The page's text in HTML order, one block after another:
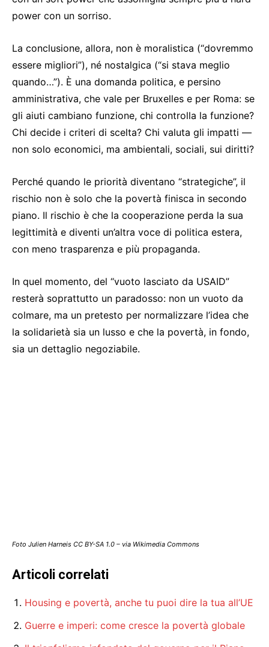
power con un sorriso.
La conclusione, allora, non è moralistica (“dovremmo
essere migliori”), né nostalgica (“si stava meglio
quando…”). È una domanda politica, e persino
amministrativa, che vale per Bruxelles e per Roma: se
gli aiuti cambiano funzione, chi controlla la funzione?
Chi decide i criteri di scelta? Chi valuta gli impatti —
non solo economici, ma ambientali, sociali, sui diritti?
Perché quando le priorità diventano “strategiche”, il
rischio non è solo che la povertà finisca in secondo
piano. Il rischio è che la cooperazione perda la sua
legittimità e diventi un’altra voce di politica estera,
con meno trasparenza e più propaganda.
In quel momento, del “vuoto lasciato da USAID”
resterà soprattutto un paradosso: non un vuoto da
colmare, ma un pretesto per normalizzare l’idea che
la solidarietà sia un lusso e che la povertà, in fondo,
sia un dettaglio negoziabile.
Foto Julien Harneis CC BY-SA 1.0 – via Wikimedia Commons
Articoli correlati
Housing e povertà, anche tu puoi dire la tua all’UE
Guerre e imperi: come cresce la povertà globale